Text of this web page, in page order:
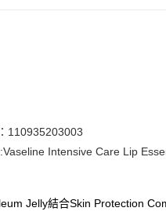
110935203003
Intensive Care Lip
Jelly結合Skin Protection